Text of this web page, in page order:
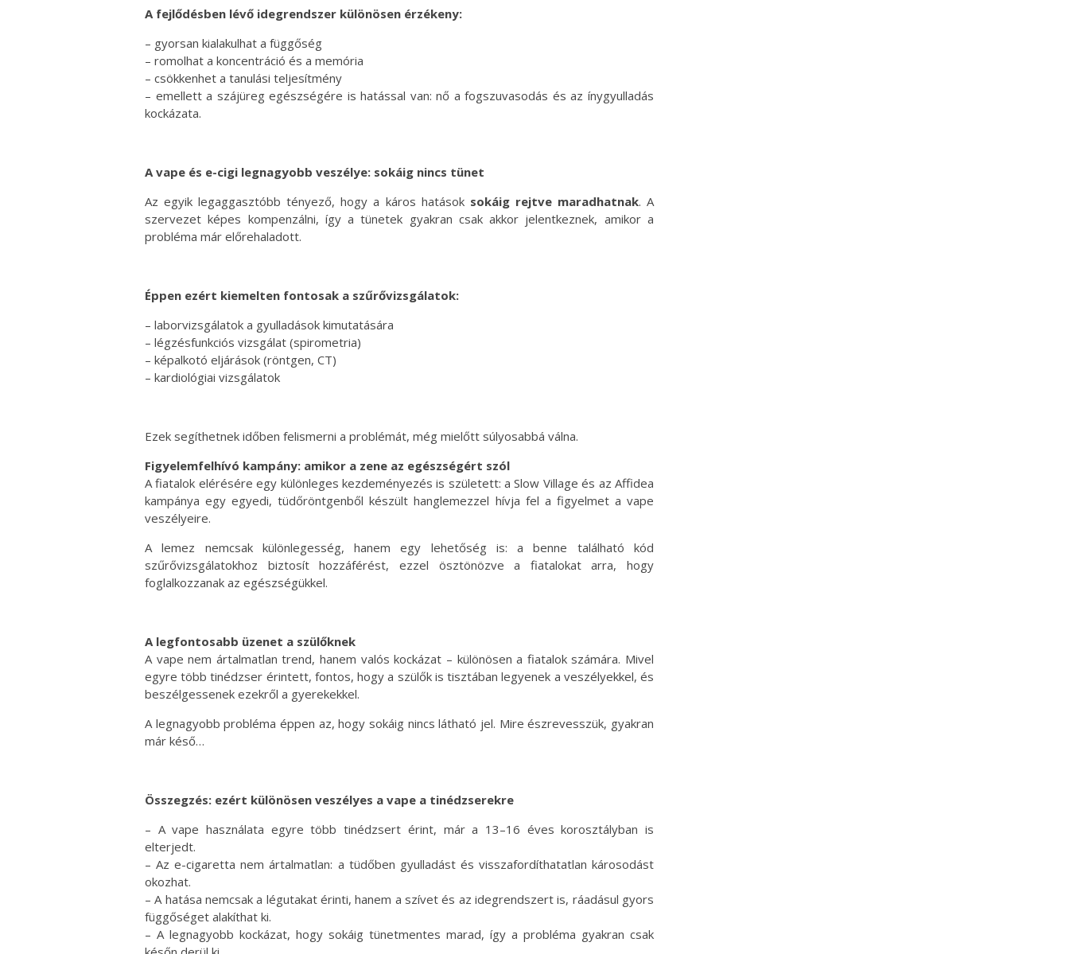
A fejlődésben lévő idegrendszer különösen érzékeny:
– gyorsan kialakulhat a függőség
– romolhat a koncentráció és a memória
– csökkenhet a tanulási teljesítmény
– emellett a szájüreg egészségére is hatással van: nő a fogszuvasodás és az ínygyulladás
kockázata.
A vape és e-cigi legnagyobb veszélye: sokáig nincs tünet
Az egyik legaggasztóbb tényező, hogy a káros hatások sokáig rejtve maradhatnak. A
szervezet képes kompenzálni, így a tünetek gyakran csak akkor jelentkeznek, amikor a
probléma már előrehaladott.
Éppen ezért kiemelten fontosak a szűrővizsgálatok:
– laborvizsgálatok a gyulladások kimutatására
– légzésfunkciós vizsgálat (spirometria)
– képalkotó eljárások (röntgen, CT)
– kardiológiai vizsgálatok
Ezek segíthetnek időben felismerni a problémát, még mielőtt súlyosabbá válna.
Figyelemfelhívó kampány: amikor a zene az egészségért szól
A fiatalok elérésére egy különleges kezdeményezés is született: a Slow Village és az Affidea
kampánya egy egyedi, tüdőröntgenből készült hanglemezzel hívja fel a figyelmet a vape
veszélyeire.
A lemez nemcsak különlegesség, hanem egy lehetőség is: a benne található kód
szűrővizsgálatokhoz biztosít hozzáférést, ezzel ösztönözve a fiatalokat arra, hogy
foglalkozzanak az egészségükkel.
A legfontosabb üzenet a szülőknek
A vape nem ártalmatlan trend, hanem valós kockázat – különösen a fiatalok számára. Mivel
egyre több tinédzser érintett, fontos, hogy a szülők is tisztában legyenek a veszélyekkel, és
beszélgessenek ezekről a gyerekekkel.
A legnagyobb probléma éppen az, hogy sokáig nincs látható jel. Mire észrevesszük, gyakran
már késő…
Összegzés: ezért különösen veszélyes a vape a tinédzserekre
– A vape használata egyre több tinédzsert érint, már a 13–16 éves korosztályban is
elterjedt.
– Az e-cigaretta nem ártalmatlan: a tüdőben gyulladást és visszafordíthatatlan károsodást
okozhat.
– A hatása nemcsak a légutakat érinti, hanem a szívet és az idegrendszert is, ráadásul gyors
függőséget alakíthat ki.
– A legnagyobb kockázat, hogy sokáig tünetmentes marad, így a probléma gyakran csak